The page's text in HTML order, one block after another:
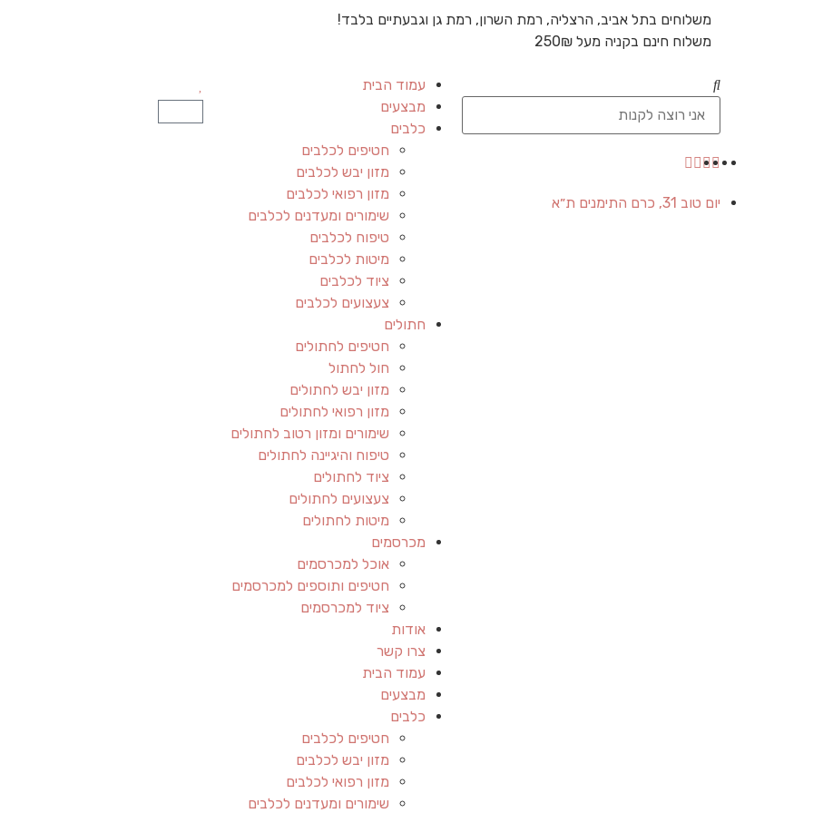
משלוחים בתל אביב, הרצליה, רמת השרון, רמת גן וגבעתיים בלבד!
משלוח חינם בקניה מעל 250₪
יום טוב 31, כרם התימנים ת״א
עמוד הבית
מבצעים
כלבים
חטיפים לכלבים
מזון יבש לכלבים
מזון רפואי לכלבים
שימורים ומעדנים לכלבים
טיפוח לכלבים
מיטות לכלבים
ציוד לכלבים
צעצועים לכלבים
חתולים
חטיפים לחתולים
חול לחתול
מזון יבש לחתולים
מזון רפואי לחתולים
שימורים ומזון רטוב לחתולים
טיפוח והיגיינה לחתולים
ציוד לחתולים
צעצועים לחתולים
מיטות לחתולים
מכרסמים
אוכל למכרסמים
חטיפים ותוספים למכרסמים
ציוד למכרסמים
אודות
צרו קשר
עמוד הבית
מבצעים
כלבים
חטיפים לכלבים
מזון יבש לכלבים
מזון רפואי לכלבים
שימורים ומעדנים לכלבים